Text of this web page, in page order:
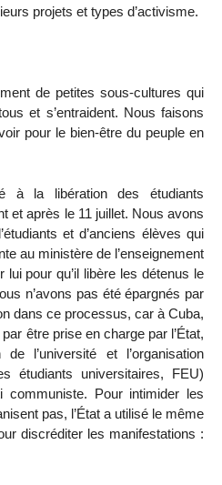
projets et types d’activisme.
de petites sous-cultures qui
et s’entraident. Nous faisons
pour le bien-être du peuple en
à la libération des étudiants
et après le 11 juillet. Nous avons
et d’anciens élèves qui
au ministère de l’enseignement
pour qu’il libère les détenus le
n’avons pas été épargnés par
dans ce processus, car à Cuba,
être prise en charge par l’État,
de l’université et l’organisation
étudiants universitaires, FEU)
communiste. Pour intimider les
pas, l’État a utilisé le même
discréditer les manifestations :